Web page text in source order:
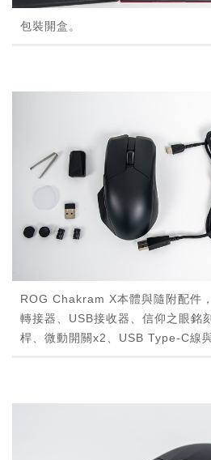
包裝開盒。
ROG Chakram X本體與隨附配件
轉接器、USB接收器、信仰之眼銘
桿、微動開關x2、USB Type-C線